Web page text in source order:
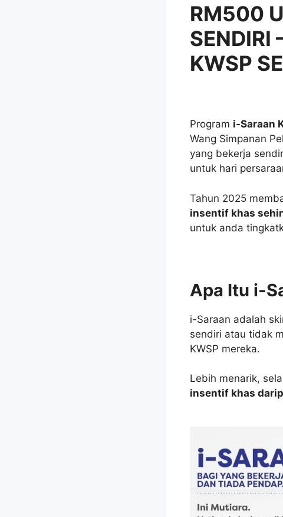
RM500
SENDIRI
KWSP
Program i-Saraan
Wang Simpanan
yang bekerja
untuk hari
Tahun 2025
insentif khas
untuk anda
Apa Itu i-
i-Saraan adalah
sendiri atau tidak
KWSP mereka.
Lebih menarik,
insentif khas